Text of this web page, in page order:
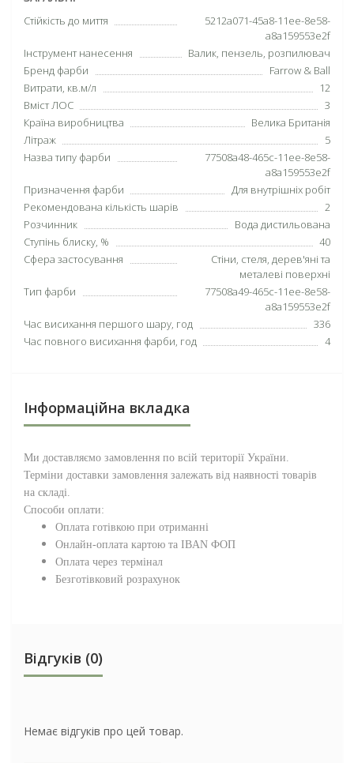
Cтійкість до миття
5212a071-45a8-11ee-8e58-
a8a159553e2f
Інструмент нанесення
Валик, пензель, розпилювач
Бренд фарби
Farrow & Ball
Витрати, кв.м/л
12
Вміст ЛОС
3
Країна виробництва
Велика Британія
Літраж
5
Назва типу фарби
77508a48-465c-11ee-8e58-
a8a159553e2f
Призначення фарби
Для внутрішніх робіт
Рекомендована кількість шарів
2
Розчинник
Вода дистильована
Ступінь блиcку, %
40
Сфера застосування
Стіни, стеля, дерев'яні та
металеві поверхні
Тип фарби
77508a49-465c-11ee-8e58-
a8a159553e2f
Час висихання першого шару, год
336
Час повного висихання фарби, год
4
Інформаційна вкладка
Ми доставляємо замовлення по всій території України.
Терміни доставки замовлення залежать від наявності товарів
на складі.
Способи оплати:
Оплата готівкою при отриманні
Онлайн-оплата картою та IBAN ФОП
Оплата через термінал
Безготівковий розрахунок
Відгуків (0)
Немає відгуків про цей товар.